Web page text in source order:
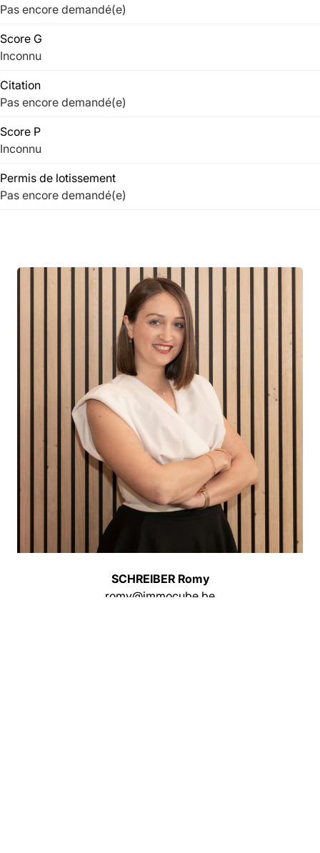
Pas encore demandé(e)
Score G
Inconnu
Citation
Pas encore demandé(e)
Score P
Inconnu
Permis de lotissement
Pas encore demandé(e)
SCHREIBER Romy
romy@immocube.be